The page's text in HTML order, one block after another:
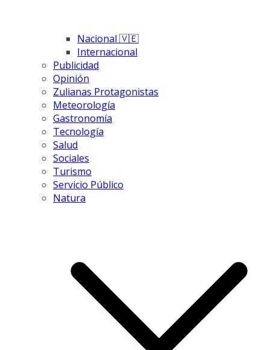
Nacional 🇻🇪
Internacional
Publicidad
Opinión
Zulianas Protagonistas
Meteorología
Gastronomía
Tecnología
Salud
Sociales
Turismo
Servicio Público
Natura